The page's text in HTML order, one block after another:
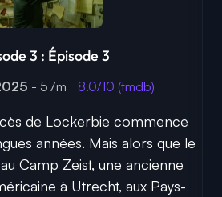
3 : Épisode 3
- 57m 8.0/10 (tmdb)
de Lockerbie commence
années. Mais alors que le
Camp Zeist, une ancienne
à Utrecht, aux Pays-